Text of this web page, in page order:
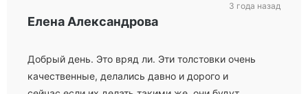
Елена Александрова
Добрый день. Это вряд ли. Эти толстовки очень
качественные, делались давно и дорого и
3 года назад